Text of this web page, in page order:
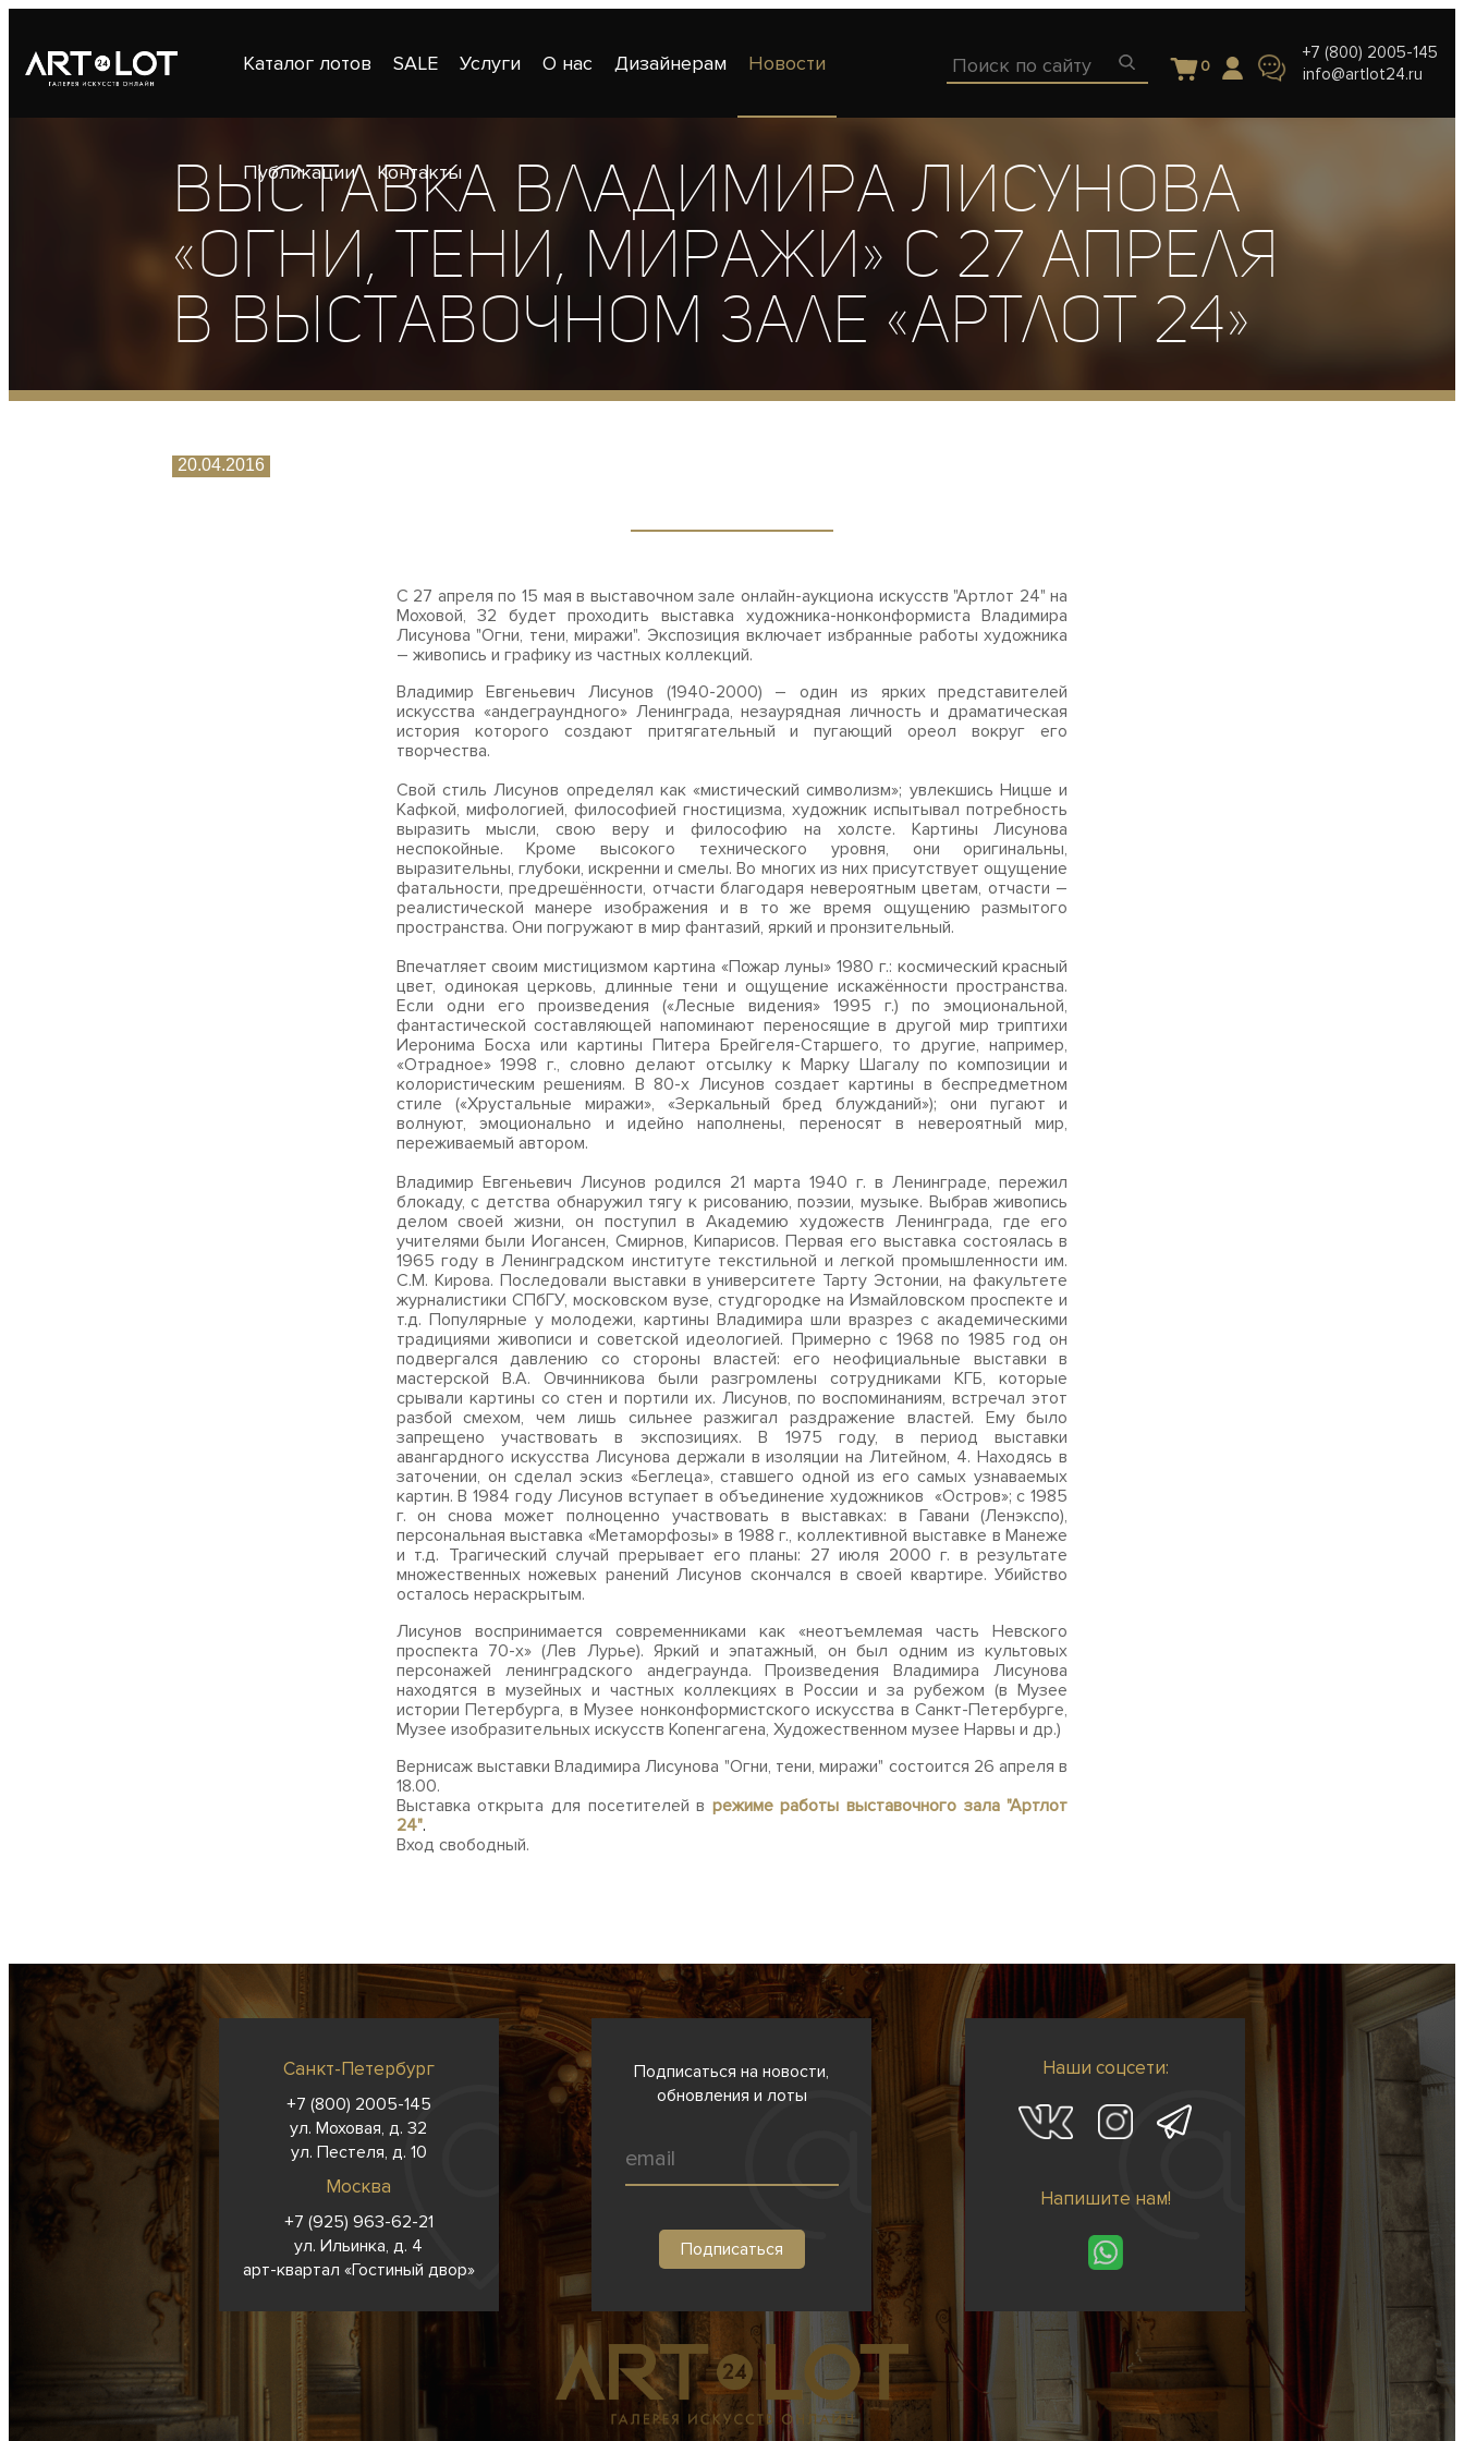
Каталог лотов SALE Услуги О нас Дизайнерам Новости
Публикации Контакты
0
+7 (800) 2005-145
info@artlot24.ru
Выставка Владимира Лисунова
«Огни, тени, миражи» с 27 апреля
в выставочном зале «Артлот 24»
20.04.2016
С 27 апреля по 15 мая в выставочном зале онлайн-аукциона искусств "Артлот 24" на
Моховой, 32 будет проходить выставка художника-нонконформиста Владимира
Лисунова "Огни, тени, миражи". Экспозиция включает избранные работы художника
– живопись и графику из частных коллекций.
Владимир Евгеньевич Лисунов (1940-2000) – один из ярких представителей
искусства «андеграундного» Ленинграда, незаурядная личность и драматическая
история которого создают притягательный и пугающий ореол вокруг его
творчества.
Свой стиль Лисунов определял как «мистический символизм»; увлекшись Ницше и
Кафкой, мифологией, философией гностицизма, художник испытывал потребность
выразить мысли, свою веру и философию на холсте. Картины Лисунова
неспокойные. Кроме высокого технического уровня, они оригинальны,
выразительны, глубоки, искренни и смелы. Во многих из них присутствует ощущение
фатальности, предрешённости, отчасти благодаря невероятным цветам, отчасти –
реалистической манере изображения и в то же время ощущению размытого
пространства. Они погружают в мир фантазий, яркий и пронзительный.
Впечатляет своим мистицизмом картина «Пожар луны» 1980 г.: космический красный
цвет, одинокая церковь, длинные тени и ощущение искажённости пространства.
Если одни его произведения («Лесные видения» 1995 г.) по эмоциональной,
фантастической составляющей напоминают переносящие в другой мир триптихи
Иеронима Босха или картины Питера Брейгеля-Старшего, то другие, например,
«Отрадное» 1998 г., словно делают отсылку к Марку Шагалу по композиции и
колористическим решениям. В 80-х Лисунов создает картины в беспредметном
стиле («Хрустальные миражи», «Зеркальный бред блужданий»); они пугают и
волнуют, эмоционально и идейно наполнены, переносят в невероятный мир,
переживаемый автором.
Владимир Евгеньевич Лисунов родился 21 марта 1940 г. в Ленинграде, пережил
блокаду, с детства обнаружил тягу к рисованию, поэзии, музыке. Выбрав живопись
делом своей жизни, он поступил в Академию художеств Ленинграда, где его
учителями были Иогансен, Смирнов, Кипарисов. Первая его выставка состоялась в
1965 году в Ленинградском институте текстильной и легкой промышленности им.
С.М. Кирова. Последовали выставки в университете Тарту Эстонии, на факультете
журналистики СПбГУ, московском вузе, студгородке на Измайловском проспекте и
т.д. Популярные у молодежи, картины Владимира шли вразрез с академическими
традициями живописи и советской идеологией. Примерно с 1968 по 1985 год он
подвергался давлению со стороны властей: его неофициальные выставки в
мастерской В.А. Овчинникова были разгромлены сотрудниками КГБ, которые
срывали картины со стен и портили их. Лисунов, по воспоминаниям, встречал этот
разбой смехом, чем лишь сильнее разжигал раздражение властей. Ему было
запрещено участвовать в экспозициях. В 1975 году, в период выставки
авангардного искусства Лисунова держали в изоляции на Литейном, 4. Находясь в
заточении, он сделал эскиз «Беглеца», ставшего одной из его самых узнаваемых
картин. В 1984 году Лисунов вступает в объединение художников «Остров»; с 1985
г. он снова может полноценно участвовать в выставках: в Гавани (Ленэкспо),
персональная выставка «Метаморфозы» в 1988 г., коллективной выставке в Манеже
и т.д. Трагический случай прерывает его планы: 27 июля 2000 г. в результате
множественных ножевых ранений Лисунов скончался в своей квартире. Убийство
осталось нераскрытым.
Лисунов воспринимается современниками как «неотъемлемая часть Невского
проспекта 70-х» (Лев Лурье). Яркий и эпатажный, он был одним из культовых
персонажей ленинградского андеграунда. Произведения Владимира Лисунова
находятся в музейных и частных коллекциях в России и за рубежом (в Музее
истории Петербурга, в Музее нонконформистского искусства в Санкт-Петербурге,
Музее изобразительных искусств Копенгагена, Художественном музее Нарвы и др.)
Вернисаж выставки Владимира Лисунова "Огни, тени, миражи" состоится 26 апреля в
18.00.
Выставка открыта для посетителей в режиме работы выставочного зала "Артлот
24".
Вход свободный.
Санкт-Петербург
+7 (800) 2005-145
ул. Моховая, д. 32
ул. Пестеля, д. 10
Москва
+7 (925) 963-62-21
ул. Ильинка, д. 4
арт-квартал «Гостиный двор»
Подписаться на новости,
обновления и лоты
Наши соцсети:
Напишите нам!